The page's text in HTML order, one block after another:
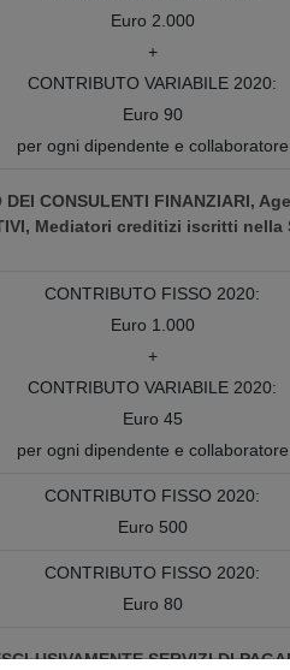
Euro 2.000
+
CONTRIBUTO VARIABILE 2020:
Euro 90
per ogni dipendente e collaboratore
CONSULENTI FINANZIARI,
Mediatori creditizi iscritti nella
CONTRIBUTO FISSO 2020:
Euro 1.000
+
CONTRIBUTO VARIABILE 2020:
Euro 45
per ogni dipendente e collaboratore
CONTRIBUTO FISSO 2020:
Euro 500
CONTRIBUTO FISSO 2020:
Euro 80
SERVIZI DI